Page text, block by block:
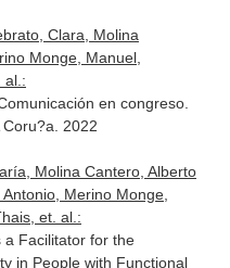
Clara, Molina
Monge, Manuel,
al.:
en congreso.
2022
Molina Cantero, Alberto
Merino Monge,
et. al.:
a Facilitator for the
in People with Functional